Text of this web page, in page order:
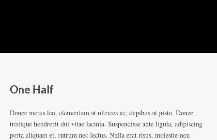
One Half
Donec metus leo, elementum at ultrices ac, dapibus at justo. Donec
tristique hendrerit dui vitae lacinia. Suspendisse ante ligula, adipiscing
porta aliquam et, rutrum nec lectus. Nulla erat risus, molestie non